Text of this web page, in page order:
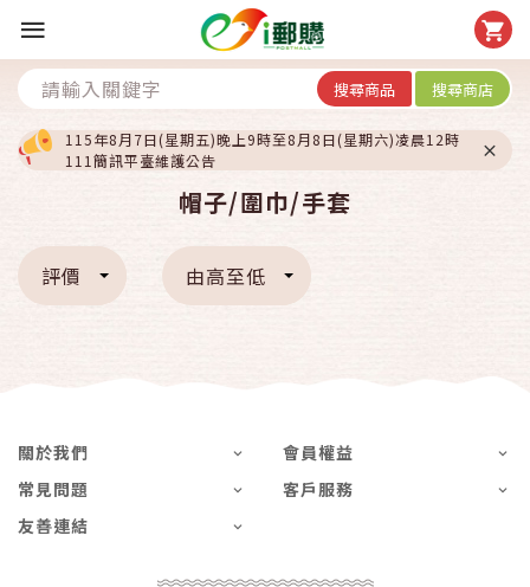
搜尋商品 搜尋商店
115年8月7日(星期五)晚上9時至8月8日(星期六)凌晨12時
111簡訊平臺維護公告
帽子/圍巾/手套
評價 由高至低
關於我們
會員權益
常見問題
客戶服務
友善連結